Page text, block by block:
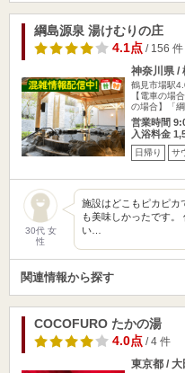
綱島源泉 湯けむりの庄
4.1点/ 156 件
神奈川県 /
鶴見市場駅
【電車の場
の場合】「
営業時間
入浴料金
日帰り サ
30代 女
性
施設はどこもピカピカ
も美味しかったです。
い…
関連情報から探す
COCOFURO たかの湯
4.0点/ 4 件
東京都 / 大